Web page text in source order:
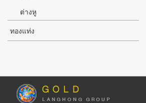
ต่างหู
ทองแท่ง